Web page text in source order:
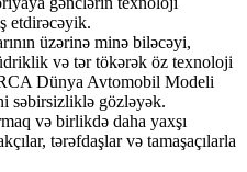
etdirəcəyik.
üzərinə minə biləcəyi,
və tər tökərək öz texnoloji
Dünya Avtomobil Modeli
səbirsizliklə gözləyək.
və birlikdə daha yaxşı
tərəfdaşlar və tamaşaçılarla